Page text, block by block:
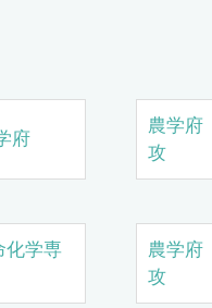
府
農学
攻
学専
農学
攻